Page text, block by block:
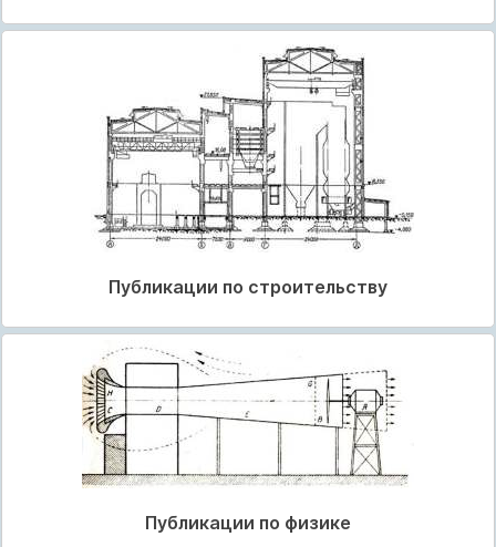
Публикации по строительству
Публикации по физике